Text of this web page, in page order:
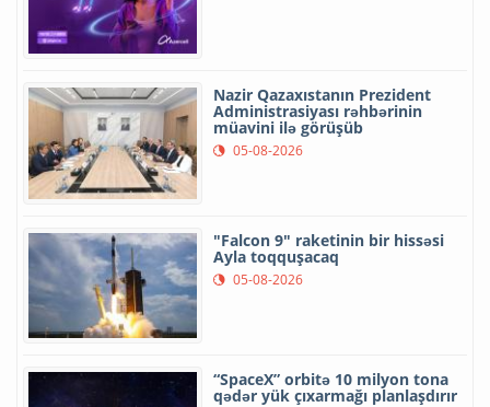
Nazir Qazaxıstanın Prezident
Administrasiyası rəhbərinin
müavini ilə görüşüb
05-08-2026
"Falcon 9" raketinin bir hissəsi
Ayla toqquşacaq
05-08-2026
“SpaceX” orbitə 10 milyon tona
qədər yük çıxarmağı planlaşdırır